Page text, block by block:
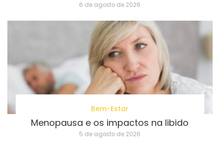
6 de agosto de 2026
Bem-Estar
Menopausa e os impactos na libido
5 de agosto de 2026